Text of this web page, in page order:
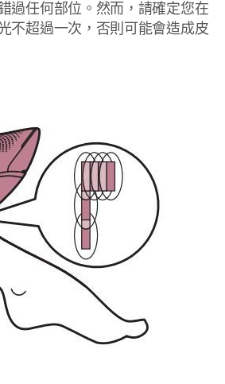
過任何部位。然而，請確定您在
不超過一次，否則可能會造成皮